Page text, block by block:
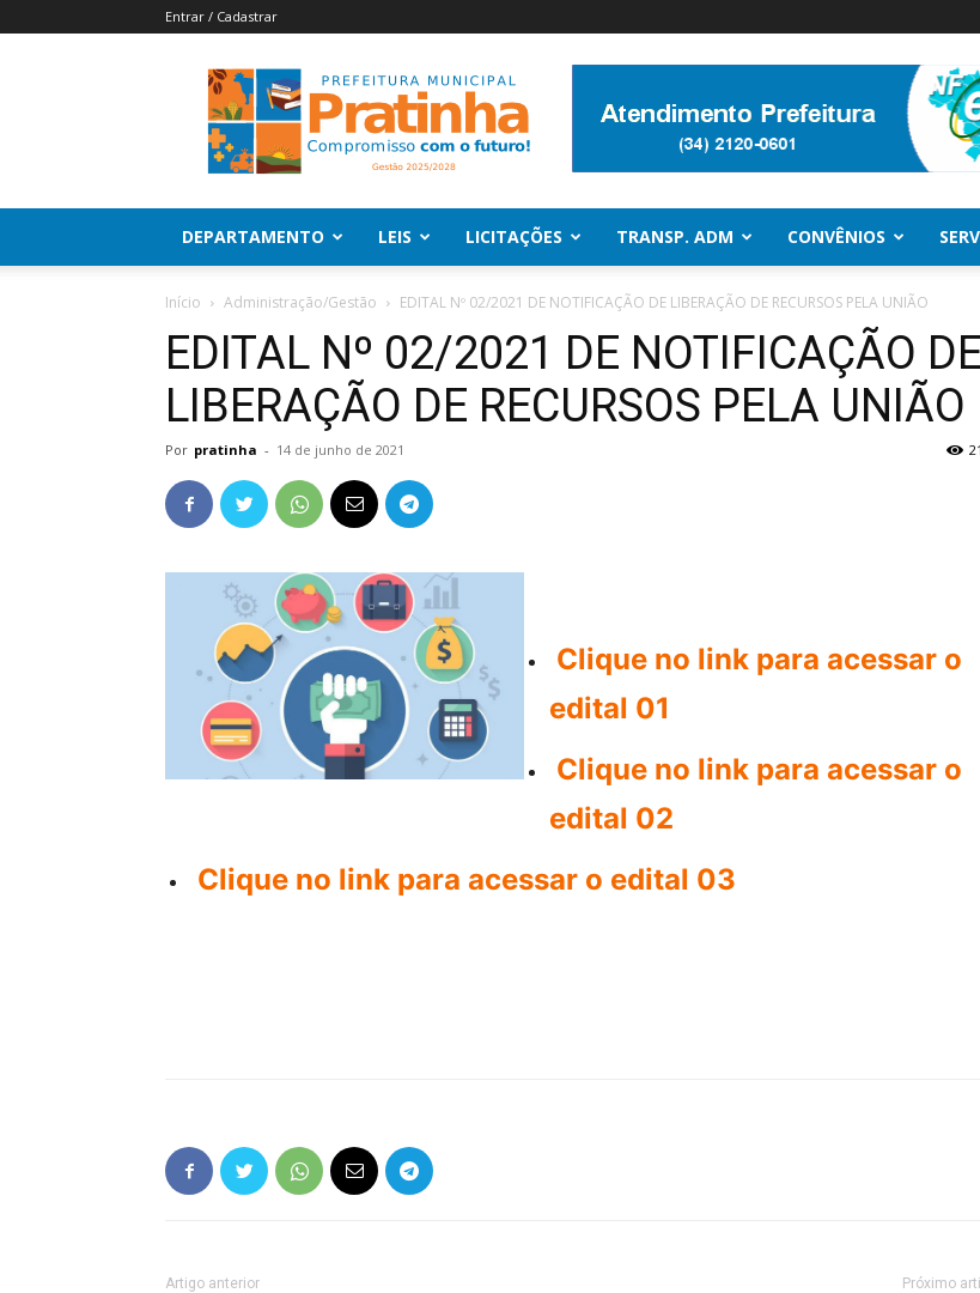
Entrar / Cadastrar
Pratinha
|
Prefeitura
Municipal
Pratinha
DEPARTAMENTO
LEIS LICITAÇÕES TRANSP. ADM CONVÊNIOS
Início Administração/Gestão EDITAL Nº 02/2021 DE NOTIFICAÇÃO DE LIBERAÇÃO DE RECURSOS PELA UNIÃO
EDITAL Nº 02/2021 DE NOTIFICAÇÃO DE
LIBERAÇÃO DE RECURSOS PELA UNIÃO
Por pratinha - 14 de junho de 2021
Clique no link para acessar o
edital 01
Clique no link para acessar o
edital 02
Clique no link para acessar o edital 03
Artigo anterior Próximo